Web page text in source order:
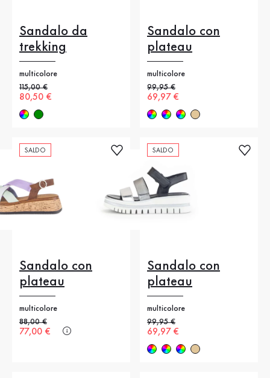
Sandalo da
trekking
multicolore
Prezzo precedente
115,00 €
Nuovo prezzo
80,50 €
Sandalo con
plateau
multicolore
Prezzo precedente
99,95 €
Nuovo prezzo
69,97 €
SALDO
Sandalo con
plateau
multicolore
Prezzo precedente
88,00 €
Nuovo prezzo
77,00 €
SALDO
Sandalo con
plateau
multicolore
Prezzo precedente
99,95 €
Nuovo prezzo
69,97 €